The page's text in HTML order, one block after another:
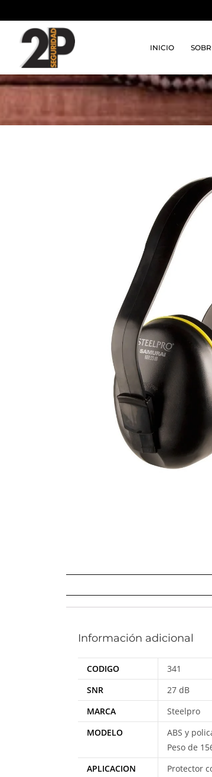
INICIO
Información adicional
CODIGO
341
SNR
27 dB
MARCA
Steelpro
MODELO
ABS y
Peso de
APLICACION
Protector